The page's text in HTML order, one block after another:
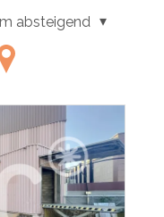
absteigend